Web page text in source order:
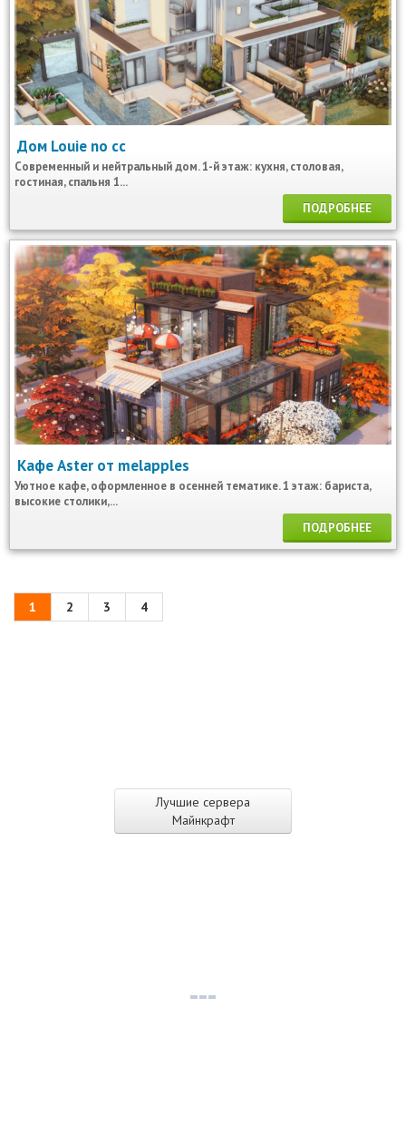
Лучшие сервера
Майнкрафт
Дом Louie no cc
Современный и нейтральный дом. 1-й этаж: кухня, столовая,
гостиная, спальня 1...
ПОДРОБНЕЕ
Кафе Aster от melapples
Уютное кафе, оформленное в осенней тематике. 1 этаж: бариста,
высокие столики,...
ПОДРОБНЕЕ
1 2 3 4